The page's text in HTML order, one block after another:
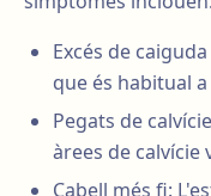
Excés de
que és habitual
Pegats de
àrees de calvície
Cabell més fi: